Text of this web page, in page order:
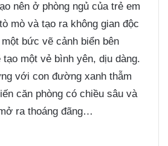
nên ở phòng ngủ của trẻ em
mò và tạo ra không gian độc
bức vẽ cảnh biển bên
một vẻ bình yên, dịu dàng.
với con đường xanh thẫm
căn phòng có chiều sâu và
ra thoáng đãng…